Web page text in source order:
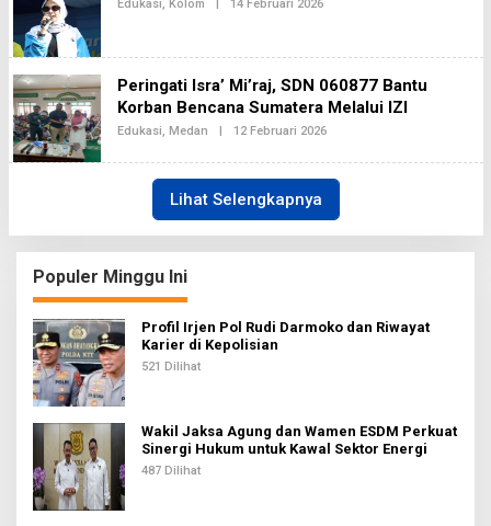
E
K
A
2
Edukasi, Kolom 14 Februari 2026O
H
I
N
E
Peringati Isra’ Mi’raj, SDN 060877 Bantu
Korban Bencana Sumatera Melalui IZI
Edukasi, Medan | 12 Februari 2026O
E
H
I
N
E
Lihat Selengkapnya
Populer Minggu Ini
Profil Irjen Pol Rudi Darmoko dan Riwayat
Karier di Kepolisian
521 Dilihat
Wakil Jaksa Agung dan Wamen ESDM Perkuat
Sinergi Hukum untuk Kawal Sektor Energi
487 Dilihat